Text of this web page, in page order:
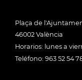
Plaça de
46002 València
Horarios: lunes a
Teléfono: 963 52 54